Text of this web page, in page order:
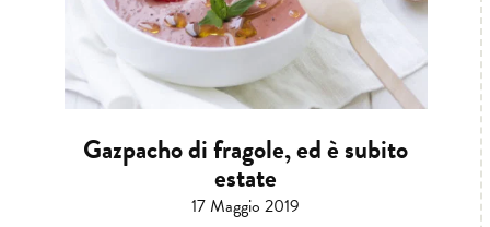
Gazpacho di fragole, ed è subito
estate
17 Maggio 2019